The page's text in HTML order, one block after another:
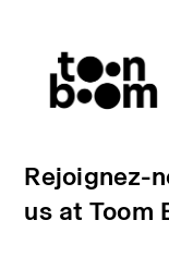
Rejoignez-
us at Toom